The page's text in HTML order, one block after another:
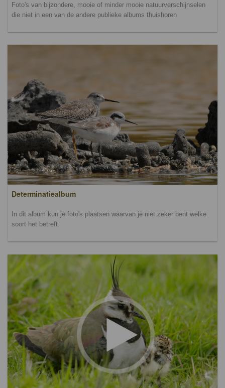
Foto's van bijzondere, mooie of minder mooie natuurverschijnselen
die niet in een van de andere publieke albums thuishoren
Determinatiealbum
In dit album kun je foto's plaatsen waarvan je niet zeker bent welke
soort het betreft.